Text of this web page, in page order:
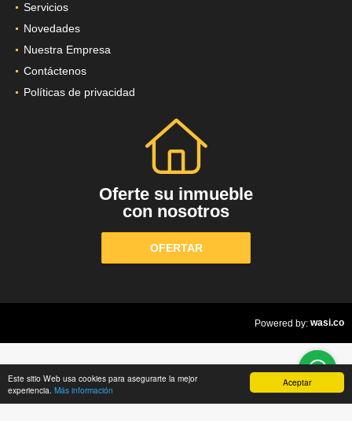
Aceptar
Este sitio Web usa cookies para asegurarte la mejor
experiencia. Más información
Servicios
Novedades
Nuestra Empresa
Contáctenos
Políticas de privacidad
Oferte su inmueble
con nosotros
OFERTAR
Powered by: wasi.co